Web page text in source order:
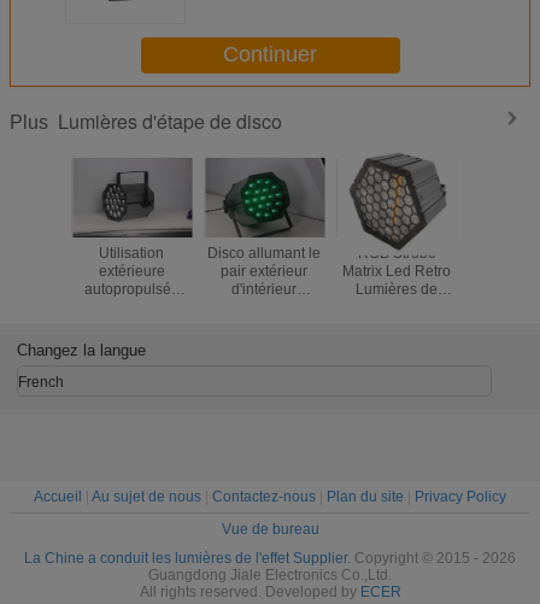
Continuer
Plus Lumières d'étape de disco
Utilisation
extérieure
autopropulsée
pair de LED avec
le conducteur
Disco allumant le
pair extérieur
d'intérieur
RGB Strobe
Matrix Led Retro
Lumières de
Changez la langue
French
Accueil Au sujet de nous Contactez-nous Plan du site
Privacy Policy
Vue de bureau
La Chine a conduit les lumières de l'effet Supplier. Copyright © 2015 - 2026
Guangdong Jiale Electronics Co.,Ltd.
All rights reserved. Developed by ECER